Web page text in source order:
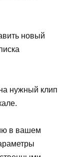
новый
нужный клип
в вашем